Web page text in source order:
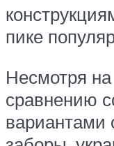
пике
Несмотря
сравнению
вариантами